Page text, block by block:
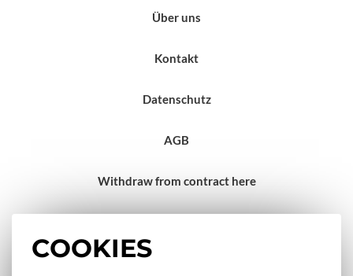
COOKIES
Über uns
Kontakt
Datenschutz
AGB
Withdraw from contract here